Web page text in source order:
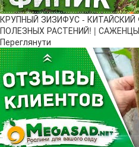
КРУПНЫЙ ЗИЗИФУС -
ПОЛЕЗНЫХ РАСТЕНИЙ! |
Переглянути